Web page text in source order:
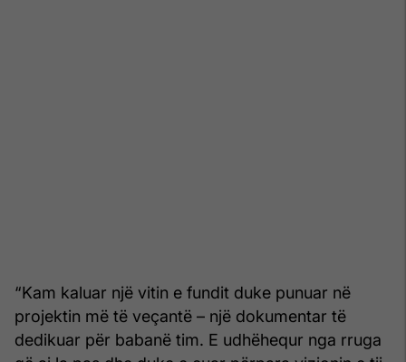
“Kam kaluar një vitin e fundit duke punuar në
projektin më të veçantë – një dokumentar të
dedikuar për babanë tim. E udhëhequr nga rruga